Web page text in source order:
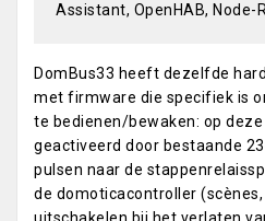
Assistant, OpenHAB, Node-
DomBus33 heeft dezelfde
met firmware die specifiek is
te bedienen/bewaken: op
geactiveerd door bestaande
pulsen naar de
de domoticacontroller